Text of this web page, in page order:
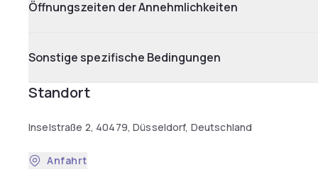
Öffnungszeiten der Annehmlichkeiten
Sonstige spezifische Bedingungen
Standort
Inselstraße 2, 40479, Düsseldorf, Deutschland
Anfahrt